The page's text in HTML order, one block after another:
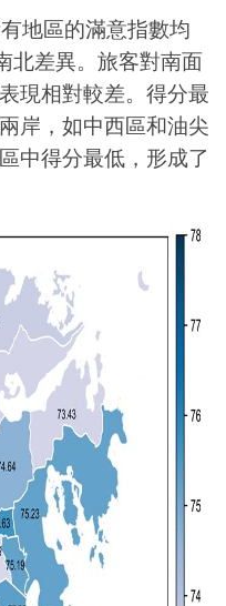
地區的滿意指數均
北差異。旅客對南面
現相對較差。得分最
岸，如中西區和油尖
中得分最低，形成了